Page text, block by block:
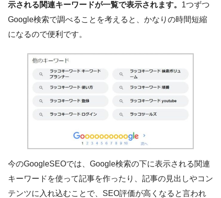
示される関連キーワードが一覧で表示されます。 1つずつ
Google検索で調べることを考えると、かなりの時間短縮
になるので便利です。
今のGoogleSEOでは、Google検索の下に表示される関連
キーワードを使って記事を作ったり、記事の見出しやコン
テンツに入れ込むことで、SEO評価が高くなると言われ